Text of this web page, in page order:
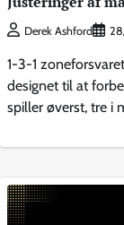
Derek Ashford
1-3-1
designet til at
spiller øverst, tre i